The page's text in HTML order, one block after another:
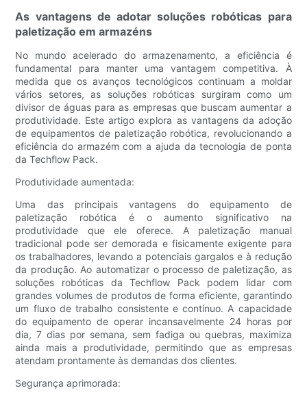
As vantagens de adotar soluções robóticas para
paletização em armazéns
No mundo acelerado do armazenamento, a eficiência é
fundamental para manter uma vantagem competitiva. À
medida que os avanços tecnológicos continuam a moldar
vários setores, as soluções robóticas surgiram como um
divisor de águas para as empresas que buscam aumentar a
produtividade. Este artigo explora as vantagens da adoção
de equipamentos de paletização robótica, revolucionando a
eficiência do armazém com a ajuda da tecnologia de ponta
da Techflow Pack.
Produtividade aumentada:
Uma das principais vantagens do equipamento de
paletização robótica é o aumento significativo na
produtividade que ele oferece. A paletização manual
tradicional pode ser demorada e fisicamente exigente para
os trabalhadores, levando a potenciais gargalos e à redução
da produção. Ao automatizar o processo de paletização, as
soluções robóticas da Techflow Pack podem lidar com
grandes volumes de produtos de forma eficiente, garantindo
um fluxo de trabalho consistente e contínuo. A capacidade
do equipamento de operar incansavelmente 24 horas por
dia, 7 dias por semana, sem fadiga ou quebras, maximiza
ainda mais a produtividade, permitindo que as empresas
atendam prontamente às demandas dos clientes.
Segurança aprimorada: